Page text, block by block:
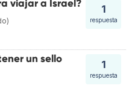
1
respuesta
viajar a Israel?
1
respuesta
un sello